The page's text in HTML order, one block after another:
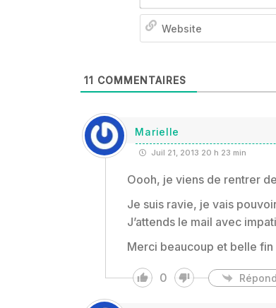
11 COMMENTAIRES
Marielle
Juil 21, 2013 20 h 23 min
Oooh, je viens de rentrer
Je suis ravie, je vais
J’attends le mail avec
Merci beaucoup et belle
0